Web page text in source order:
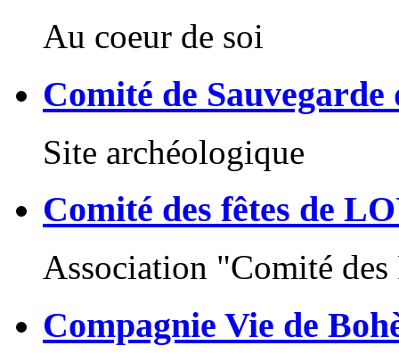
Au coeur de soi
Comité de
Site archéologique
Comité des fêtes de
Association "Comité
Compagnie Vie de